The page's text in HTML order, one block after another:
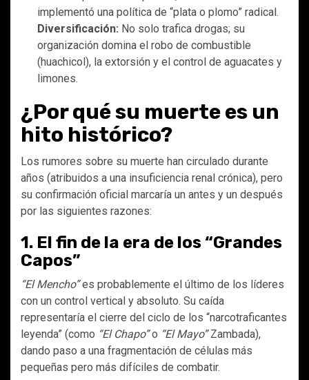
implementó una política de “plata o plomo” radical.
Diversificación: No solo trafica drogas; su
organización domina el robo de combustible
(huachicol), la extorsión y el control de aguacates y
limones.
¿Por qué su muerte es un
hito histórico?
Los rumores sobre su muerte han circulado durante
años (atribuidos a una insuficiencia renal crónica), pero
su confirmación oficial marcaría un antes y un después
por las siguientes razones:
1. El fin de la era de los “Grandes
Capos”
“El Mencho”es probablemente el último de los líderes
con un control vertical y absoluto. Su caída
representaría el cierre del ciclo de los “narcotraficantes
leyenda” (como “El Chapo”o “El Mayo”Zambada),
dando paso a una fragmentación de células más
pequeñas pero más difíciles de combatir.